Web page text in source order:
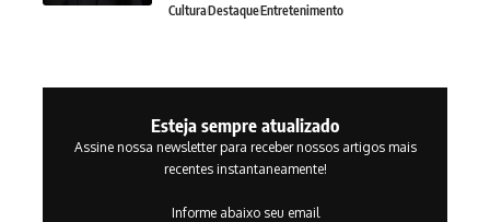
CulturaDestaqueEntretenimento
Esteja sempre atualizado
Assine nossa newsletter para receber nossos artigos mais
recentes instantaneamente!
Informe abaixo seu email